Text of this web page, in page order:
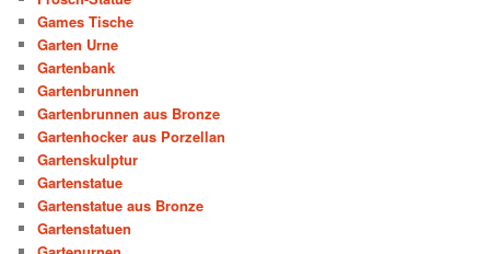
Games Tische
Garten Urne
Gartenbank
Gartenbrunnen
Gartenbrunnen aus Bronze
Gartenhocker aus Porzellan
Gartenskulptur
Gartenstatue
Gartenstatue aus Bronze
Gartenstatuen